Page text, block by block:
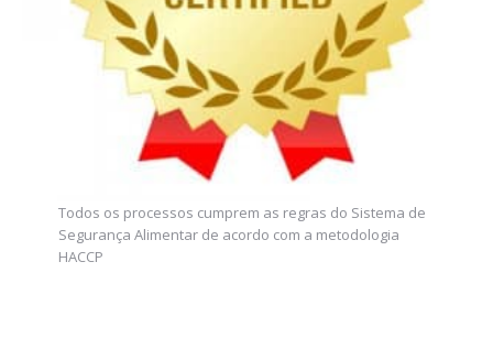
Todos os processos cumprem as regras do Sistema de
Segurança Alimentar de acordo com a metodologia
HACCP